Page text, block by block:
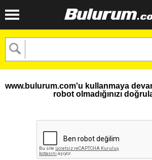
www.bulurum.com'u kullanmaya
robot olmadığınızı